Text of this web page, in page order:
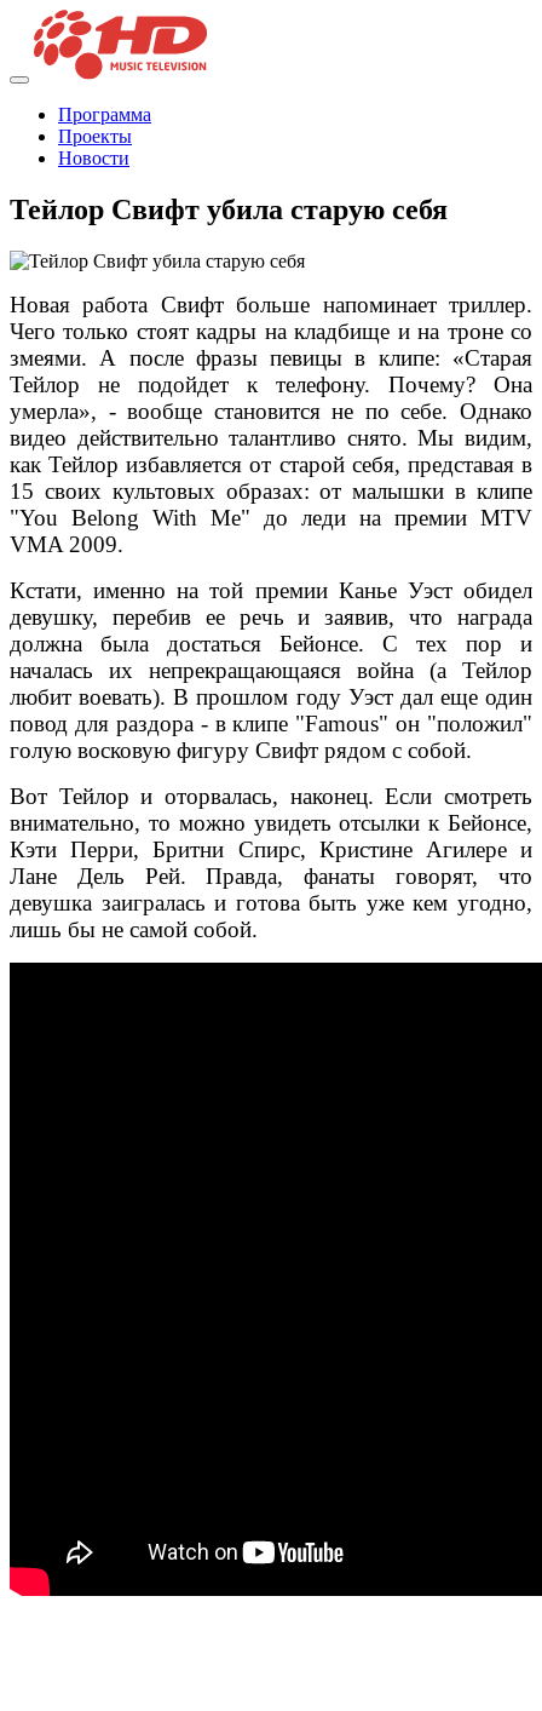
Программа
Проекты
Новости
Тейлор Свифт убила старую себя
Новая работа Свифт больше напоминает триллер.
Чего только стоят кадры на кладбище и на троне со
змеями. А после фразы певицы в клипе: «Старая
Тейлор не подойдет к телефону. Почему? Она
умерла», - вообще становится не по себе. Однако
видео действительно талантливо снято. Мы видим,
как Тейлор избавляется от старой себя, представая в
15 своих культовых образах: от малышки в клипе
"You Belong With Me" до леди на премии MTV
VMA 2009.
Кстати, именно на той премии Канье Уэст обидел
девушку, перебив ее речь и заявив, что награда
должна была достаться Бейонсе. С тех пор и
началась их непрекращающаяся война (а Тейлор
любит воевать). В прошлом году Уэст дал еще один
повод для раздора - в клипе "Famous" он "положил"
голую восковую фигуру Свифт рядом с собой.
Вот Тейлор и оторвалась, наконец. Если смотреть
внимательно, то можно увидеть отсылки к Бейонсе,
Кэти Перри, Бритни Спирс, Кристине Агилере и
Лане Дель Рей. Правда, фанаты говорят, что
девушка заигралась и готова быть уже кем угодно,
лишь бы не самой собой.